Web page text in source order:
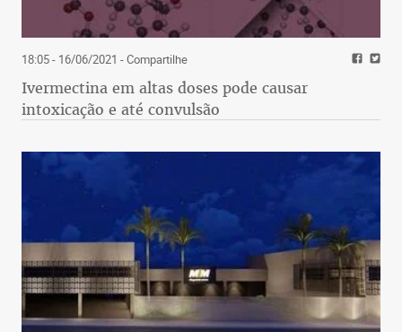
18:05 - 16/06/2021 - Compartilhe
Ivermectina em altas doses pode causar
intoxicação e até convulsão